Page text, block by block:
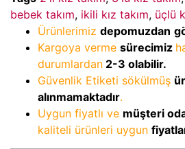
bebek takım, ikili kız takım, üçlü
Ürünlerimiz depomuzdan
Kargoya verme sürecimiz
durumlardan 2-3 olabilir.
Güvenlik Etiketi sökülmüş
alınmamaktadır.
Uygun fiyatlı ve müşteri
kaliteli ürünleri uygun